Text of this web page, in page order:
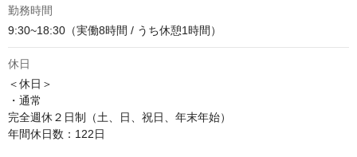
勤務時間
9:30~18:30（実働8時間 / うち休憩1時間）
休日
＜休日＞
・通常
完全週休２日制（土、日、祝日、年末年始）
年間休日数：122日